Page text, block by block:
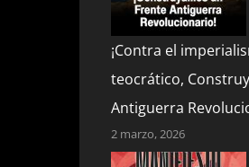
¡Contra el
teocrático,
Antiguerra
2 marzo, 2026